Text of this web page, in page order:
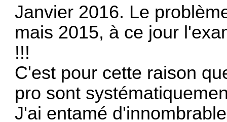
Janvier 2016. Le
mais 2015, à ce jour
!!!
C'est pour cette raison
pro sont
J'ai entamé